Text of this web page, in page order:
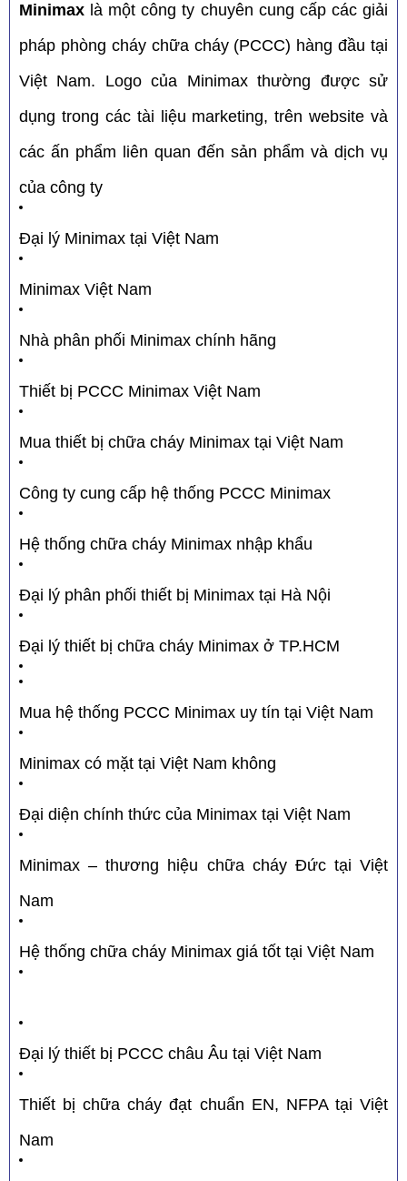
Minimax là một công ty chuyên cung cấp các giải
pháp phòng cháy chữa cháy (PCCC) hàng đầu tại
Việt Nam.
Logo của Minimax thường được sử
dụng trong các tài liệu marketing, trên website và
các ấn phẩm liên quan đến sản phẩm và dịch vụ
của công ty
Đại lý Minimax tại Việt Nam
Minimax Việt Nam
Nhà phân phối Minimax chính hãng
Thiết bị PCCC Minimax Việt Nam
Mua thiết bị chữa cháy Minimax tại Việt Nam
Công ty cung cấp hệ thống PCCC Minimax
Hệ thống chữa cháy Minimax nhập khẩu
Đại lý phân phối thiết bị Minimax tại Hà Nội
Đại lý thiết bị chữa cháy Minimax ở TP.HCM
Mua hệ thống PCCC Minimax uy tín tại Việt Nam
Minimax có mặt tại Việt Nam không
Đại diện chính thức của Minimax tại Việt Nam
Minimax – thương hiệu chữa cháy Đức tại Việt
Nam
Hệ thống chữa cháy Minimax giá tốt tại Việt Nam
Đại lý thiết bị PCCC châu Âu tại Việt Nam
Thiết bị chữa cháy đạt chuẩn EN, NFPA tại Việt
Nam